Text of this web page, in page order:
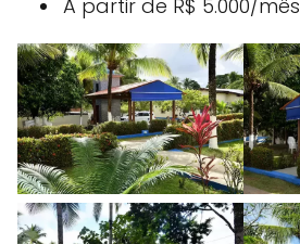
A partir de R$ 5.000/mês